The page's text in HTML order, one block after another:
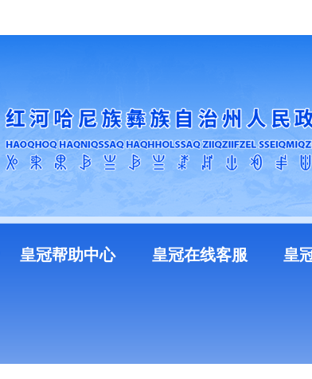
皇冠帮助中心 皇冠在线客服 皇